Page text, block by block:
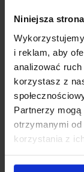
Niniejsza
i reklam, aby
analizować
korzystasz z
Partnerzy mogą
otrzymanymi
korzystania z ich
Beide
De
Deze